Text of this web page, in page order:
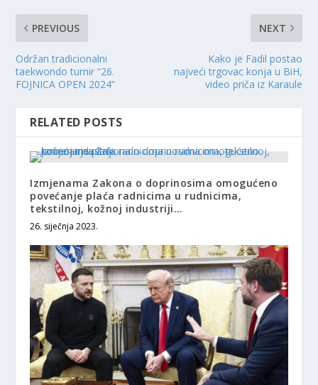
PREVIOUS
Održan tradicionalni
taekwondo turnir “26.
FOJNICA OPEN 2024”
NEXT
Kako je Fadil postao
najveći trgovac konja u BiH,
video priča iz Karaule
RELATED POSTS
Izmjenama Zakona o doprinosima omogućeno
povećanje plaća radnicima u rudnicima,
tekstilnoj, kožnoj industriji…
26. siječnja 2023.